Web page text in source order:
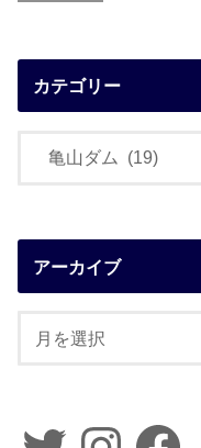
カテゴリー
アーカイブ
Twitter InstagramFacebook